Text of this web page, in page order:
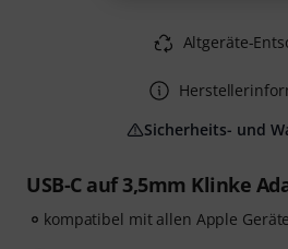
USB-C auf 3,5mm Klinke
kompatibel mit allen Apple
Altgeräte-
Sicherheits- und